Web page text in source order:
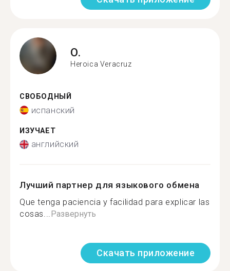
O.
Heroica Veracruz
СВОБОДНЫЙ
испанский
ИЗУЧАЕТ
английский
Лучший партнер для языкового обмена
Que tenga paciencia y facilidad para explicar las
cosas...Развернуть
Скачать приложение